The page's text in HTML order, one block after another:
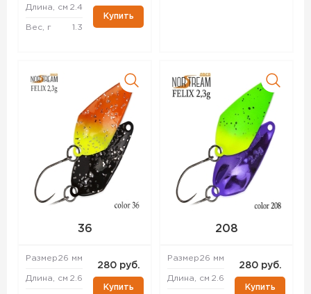
Длина, см 2.4
Вес, г 1.3
Купить
36
Размер26 мм
Длина, см 2.6
280 руб.
Купить
208
Размер26 мм
Длина, см 2.6
280 руб.
Купить